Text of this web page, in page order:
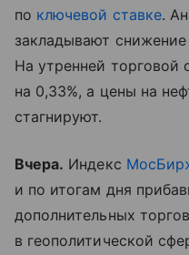
по ключевой ставке.
закладывают
На утренней торговой
на 0,33%, а цены на
стагнируют.
Вчера. Индекс
и по итогам дня
дополнительных
в геополитической